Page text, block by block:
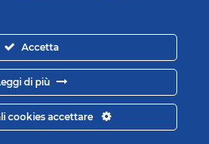
Accetta
di più
cookies accettare